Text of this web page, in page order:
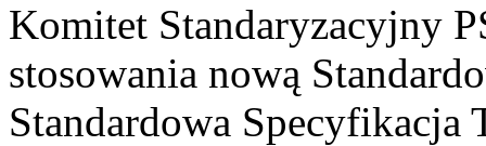
Komitet Standaryzacyjny
stosowania nową
Standardowa